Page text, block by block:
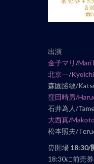
出演
金子マリ/Mari
北京一/
森園勝敏/
窪田晴男/
石井為人/
大西真/
松本照夫/
⏰開場18:30/
18:30に前売